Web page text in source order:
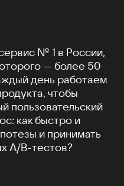
№ 1 в России,
— более 50
день работаем
чтобы
пользовательский
как быстро и
и принимать
A/B-тестов?